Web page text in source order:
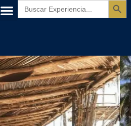
Buscar: